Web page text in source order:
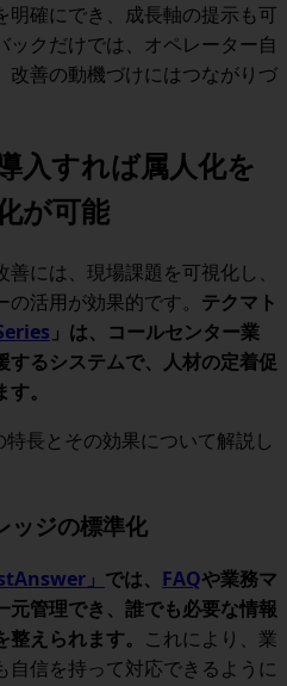
明確にでき、成長軸の提示も可
ックだけでは、オペレーター自
改善の動機づけにはつながりづ
入すれば属人化を
が可能
には、現場課題を可視化し、
活用が効果的です。 テクマト
」は、コールセンター業
するシステムで、人材の定着促
。
特長とその効果について解説し
ッジの標準化
」 では、 FAQや業務マ
元管理でき、誰でも必要な情報
えられます。 これにより、業
信を持って対応できるように